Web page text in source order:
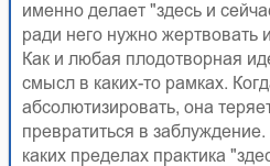
именно делает "здесь и
ради него нужно
Как и любая плодотворная
смысл в каких-то рамках.
абсолютизировать, она
превратиться в
каких пределах практика